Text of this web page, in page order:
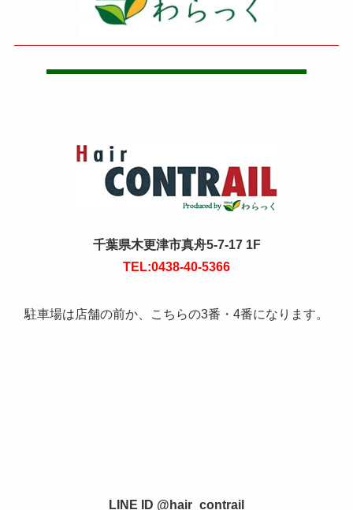
千葉県木更津市真舟5-7-17 1F
TEL:0438-40-5366
駐車場は店舗の前か、こちらの3番・4番になります。
LINE ID @hair_contrail